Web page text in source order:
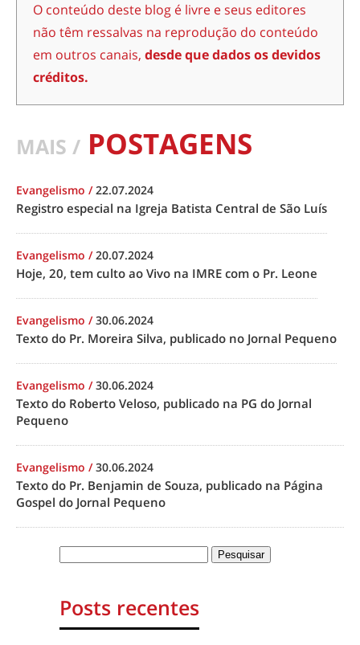
O conteúdo deste blog é livre e seus editores
não têm ressalvas na reprodução do conteúdo
em outros canais, desde que dados os devidos
créditos.
MAIS / POSTAGENS
Evangelismo /22.07.2024
Registro especial na Igreja Batista Central de São Luís
Evangelismo /20.07.2024
Hoje, 20, tem culto ao Vivo na IMRE com o Pr. Leone
Evangelismo /30.06.2024
Texto do Pr. Moreira Silva, publicado no Jornal Pequeno
Evangelismo /30.06.2024
Texto do Roberto Veloso, publicado na PG do Jornal
Pequeno
Evangelismo /30.06.2024
Texto do Pr. Benjamin de Souza, publicado na Página
Gospel do Jornal Pequeno
Posts recentes